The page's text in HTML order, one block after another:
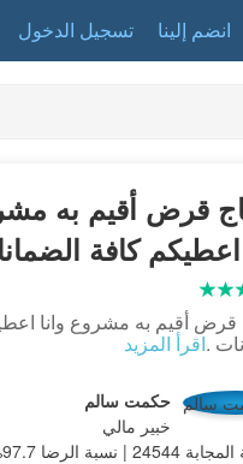
انضم إلينا تسجيل الدخول
قرض أقيم به
اعطيكم كافة
قرض أقيم به مشروع وانا
.اقرأ المزيد
حكمت سالم
خبير مالي
| نسبة الرضا 97.7%